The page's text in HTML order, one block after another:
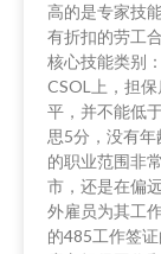
高的是专家技
有折扣的劳工
核心技能类别
CSOL上，担
平，并不能低
思5分，没有
的职业范围非
市，还是在偏
外雇员为其工
的485工作签